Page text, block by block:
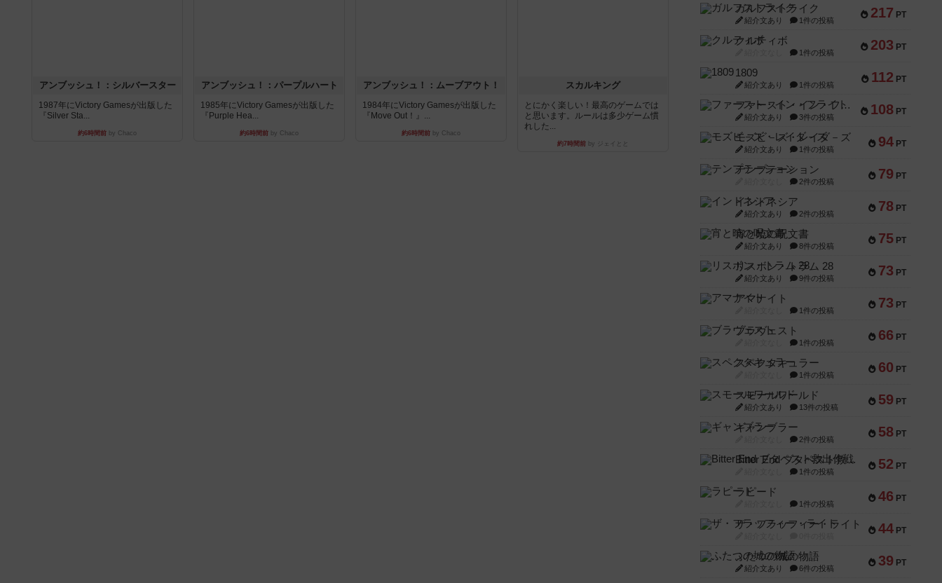
アンブッシュ！：シルバースター
1987年にVictory Gamesが出版した
『Silver Sta...
約6時間前 by Chaco
アンブッシュ！：パープルハート
1985年にVictory Gamesが出版した
『Purple Hea...
約6時間前 by Chaco
アンブッシュ！：ムーブアウト！
1984年にVictory Gamesが出版した
『Move Out！』...
約6時間前 by Chaco
スカルキング
とにかく楽しい！最高のゲームでは
と思います。ルールは多少ゲーム慣
れした...
約7時間前 by ジェイとと
217 PT
ガルフストライク
紹介文あり 1件の投稿
203 PT
クルティボ
1件の投稿
112 PT
1809
紹介文あり 1件の投稿
108 PT
ファースト・イン・フライト
紹介文あり 3件の投稿
94 PT
モズビ－ズ・レイダ－ズ
紹介文あり 1件の投稿
79 PT
テンプテーション
2件の投稿
78 PT
インドネシア
紹介文あり 2件の投稿
75 PT
宵と暁の呪文書
紹介文あり 8件の投稿
73 PT
リスボン・トラム 28
紹介文あり 9件の投稿
73 PT
アマナイト
1件の投稿
66 PT
ブラヴェスト
1件の投稿
60 PT
スペクタキュラー
1件の投稿
59 PT
スモールワールド
紹介文あり 13件の投稿
58 PT
ギャンブラー
2件の投稿
52 PT
Bitter End ブタペスト救出作戦
1件の投稿
46 PT
ラピード
1件の投稿
44 PT
ザ・フラッフィー・ライト
39 PT
ふたつの城の物語
紹介文あり 6件の投稿